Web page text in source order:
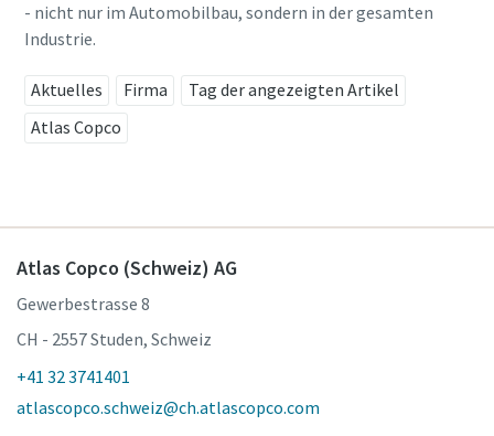
- nicht nur im Automobilbau, sondern in der gesamten
Industrie.
Aktuelles Firma
Tag der angezeigten Artikel
Atlas Copco
Atlas Copco (Schweiz) AG
Gewerbestrasse 8
CH - 2557 Studen, Schweiz
+41 32 3741401
atlascopco.schweiz@ch.atlascopco.com